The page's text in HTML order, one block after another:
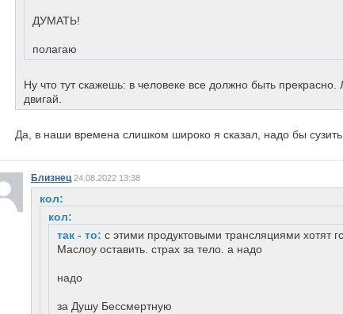
ДУМАТЬ!
полагаю
Ну что тут скажешь: в человеке все должно быть
двигай.
Да, в наши времена слишком широко я сказал, надо бы
Близнец24.08.2022 13:38
кол:
кол:
так - то: с этими продуктовыми трансляциями хотят
Маслоу оставить. страх за тело. а надо
надо
за Душу Бессмертную